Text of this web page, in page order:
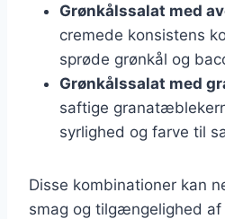
Grønkålssalat med
cremede konsistens
sprøde grønkål og
Grønkålssalat med
saftige
syrlighed og farve til
Disse kombinationer kan
smag og tilgængelighed af